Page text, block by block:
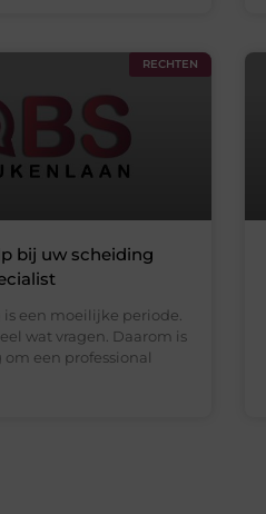
RECHTEN
bij uw scheiding
is een moeilijke periode.
wat vragen. Daarom is
een professional